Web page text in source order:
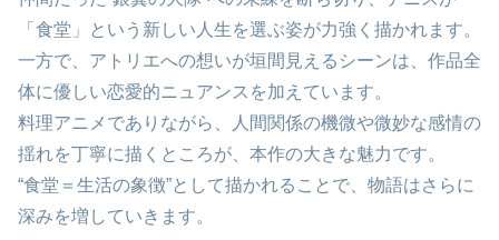
「食堂」という新しい人生を選ぶ姿が力強く描かれます。
一方で、アトリエへの想いが垣間見えるシーンは、作品全
体に優しい恋愛的ニュアンスを加えています。
料理アニメでありながら、人間関係の機微や微妙な感情の
揺れを丁寧に描くところが、本作の大きな魅力です。
“食堂＝生活の象徴”として描かれることで、物語はさらに
深みを増していきます。